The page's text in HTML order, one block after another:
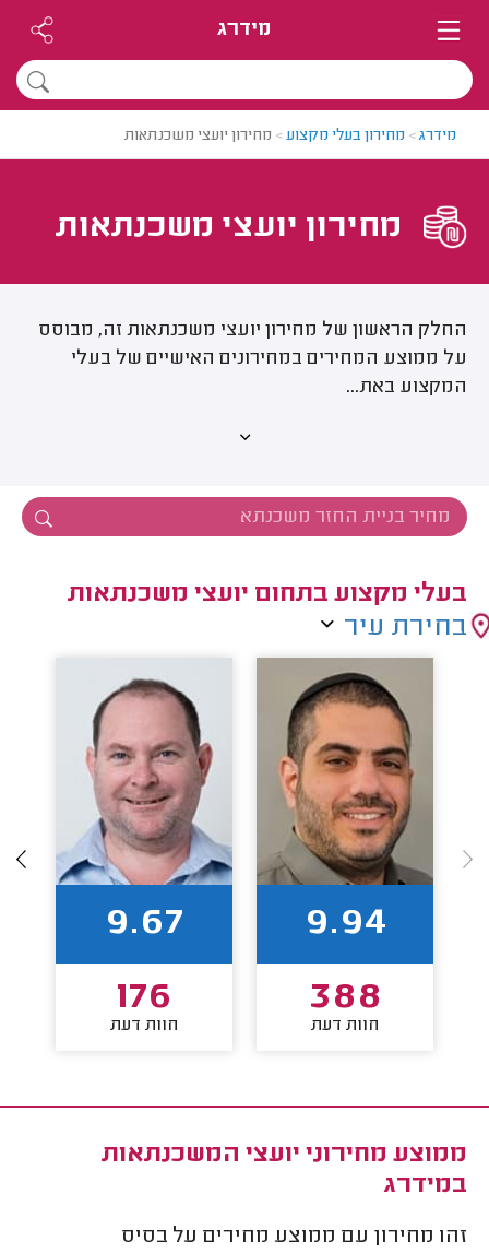
מידרג
מידרג> מחירון בעלי מקצוע> מחירון יועצי משכנתאות
מחירון יועצי משכנתאות
החלק הראשון של מחירון יועצי משכנתאות זה, מבוסס
על ממוצע המחירים במחירונים האישיים של בעלי
המקצוע באת...
בעלי מקצוע בתחום יועצי משכנתאות
בחירת עיר
9.94
388
חוות דעת
9.67
176
חוות דעת
ממוצע מחירוני יועצי המשכנתאות
במידרג
זהו מחירון עם ממוצע מחירים על בסיס